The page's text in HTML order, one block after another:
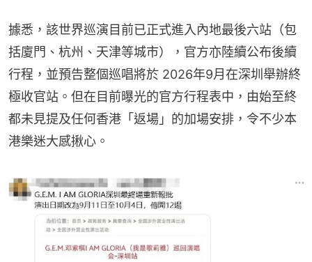
據悉，該世界巡演目前已正式進入內地最後六站（包
括廈門、杭州、天津等城市），官方亦陸續公布後續
行程，並預告整個巡唱將於 2026年9月在深圳舉辦終
極收官站。但在目前曝光的官方行程表中，由始至終
都未見提及任何香港「返場」的加場安排，令不少本
港樂迷大感揪心。